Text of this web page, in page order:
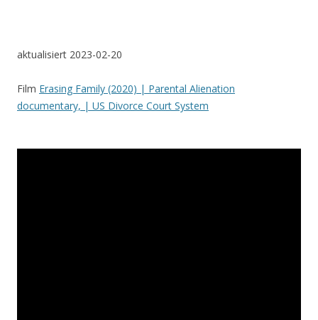
aktualisiert 2023-02-20
Film Erasing Family (2020) | Parental Alienation
documentary, | US Divorce Court System